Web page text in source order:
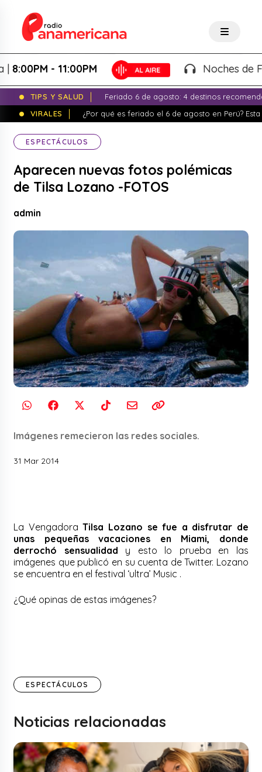
- 11:00PM Noches de
TIPS Y SALUD
Feriado 6 de agosto: 4 destinos
VIRALES
¿Por qué es feriado el 6 de agosto en Perú?
ESPECTÁCULOS
Aparecen nuevas fotos polémicas
de Tilsa Lozano -FOTOS
admin
Imágenes remecieron las redes sociales.
31 Mar 2014
La VengadoraTilsa Lozano se fue a disfrutar de
unas pequeñas vacaciones en Miami, donde
derrochó sensualidad y esto lo prueba en las
imágenes que publicó en su cuenta de Twitter. Lozano
se encuentra en el festival ‘ultra’ Music .
¿Qué opinas de estas imágenes?
ESPECTÁCULOS
Noticias relacionadas